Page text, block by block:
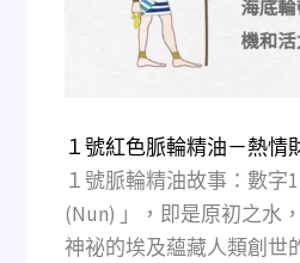
１號紅色脈輪精油－熱情
１號脈輪精油故事：數字
(Nun) 」，即是原初之水
神祕的埃及蘊藏人類創世